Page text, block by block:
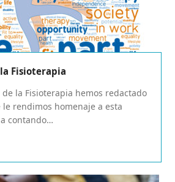
Fisioterapia
la Fisioterapia hemos redactado
rendimos homenaje a esta
contando…